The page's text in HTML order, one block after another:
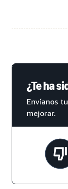
¿Te ha
Envíanos
mejorar.